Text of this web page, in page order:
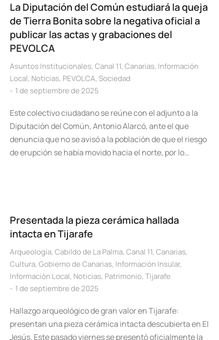
La Diputación del Común estudiará la queja
de Tierra Bonita sobre la negativa oficial a
publicar las actas y grabaciones del
PEVOLCA
Asuntos Institucionales, Canal 11, Canarias, Información
Local, Noticias, PEVOLCA, Sociedad
1 de septiembre de 2025
Este colectivo ciudadano se reúne con el adjunto a la
Diputación del Común, Antonio Alarcó, ante el que
denuncia que no se avisó a la población de que el riesgo
de erupción se había movido hacia el norte, por lo…
Presentada la pieza cerámica hallada
intacta en Tijarafe
Arqueología, Cabildo de La Palma, Canal 11, Canarias,
Cultura, Gobierno de Canarias, Información Insular,
Información Local, Noticias, Patrimonio, Tijarafe
1 de septiembre de 2025
Hallazgo arqueológico de gran valor en Tijarafe:
presentan una pieza cerámica intacta descubierta en El
Jesús. Este pasado viernes se presentó oficialmente la